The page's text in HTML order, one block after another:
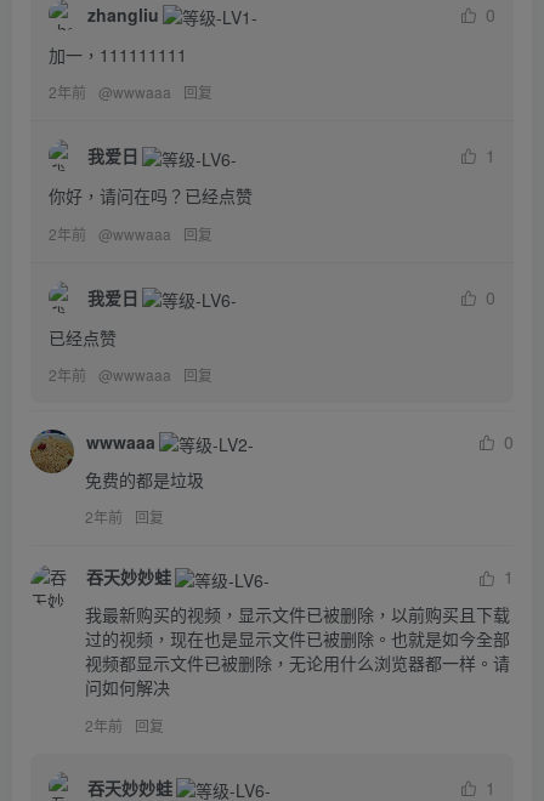
zhangliu
0
加一，111111111
2年前 @wwwaaa 回复
我爱日
1
你好，请问在吗？已经点赞
2年前 @wwwaaa 回复
我爱日
0
已经点赞
2年前 @wwwaaa 回复
wwwaaa
0
免费的都是垃圾
2年前 回复
吞天妙妙蛙
1
我最新购买的视频，显示文件已被删除，以前购买且下载
过的视频，现在也是显示文件已被删除。也就是如今全部
视频都显示文件已被删除，无论用什么浏览器都一样。请
问如何解决
2年前 回复
吞天妙妙蛙
1